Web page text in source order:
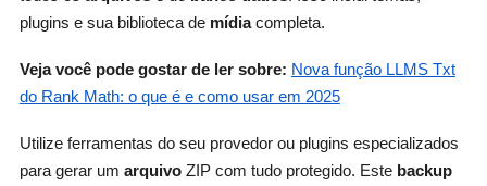
plugins e sua biblioteca de mídiacompleta.
Veja você pode gostar de ler sobre: Nova função LLMS Txt
do Rank Math: o que é e como usar em 2025
Utilize ferramentas do seu provedor ou plugins especializados
para gerar um arquivoZIP com tudo protegido. Este backup